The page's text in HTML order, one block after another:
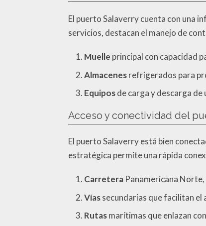
El puerto Salaverry cuenta con una
servicios, destacan el manejo de
Muelle principal con capacidad
Almacenesrefrigerados para
Equiposde carga y descarga
Acceso y conectividad del
El puerto Salaverry está bien
estratégica permite una rápida
Carretera Panamericana
Víassecundarias que facilitan el
Rutasmarítimas que enlazan